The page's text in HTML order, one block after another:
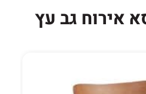
אירוח גב עץ